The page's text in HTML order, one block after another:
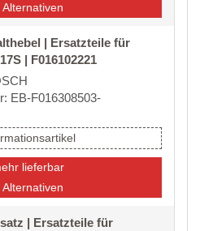
Alternativen
| Ersatzteile für
| F016102221
EB-F016308503-
lieferbar
Alternativen
| Ersatzteile für